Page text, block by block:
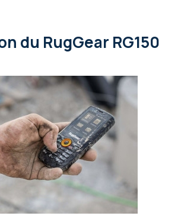
du RugGear RG150